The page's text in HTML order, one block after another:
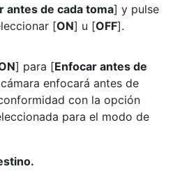
antes de cada toma] y pulse
[ON] u [OFF].
] para [Enfocar antes de
enfocará antes de
con la opción
para el modo de